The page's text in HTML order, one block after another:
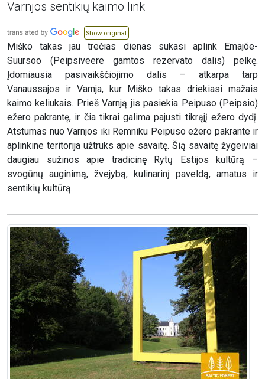
Varnjos sentikių kaimo link
Show original
Miško takas jau trečias dienas sukasi aplink Emajõe-
Suursoo (Peipsiveere gamtos rezervato dalis) pelkę.
Įdomiausia pasivaikščiojimo dalis – atkarpa tarp
Vanaussajos ir Varnja, kur Miško takas driekiasi mažais
kaimo keliukais. Prieš Varnją jis pasiekia Peipuso (Peipsio)
ežero pakrantę, ir čia tikrai galima pajusti tikrąjį ežero dydį.
Atstumas nuo Varnjos iki Remniku Peipuso ežero pakrante ir
aplinkine teritorija užtruks apie savaitę. Šią savaitę žygeiviai
daugiau sužinos apie tradicinę Rytų Estijos kultūrą –
svogūnų auginimą, žvejybą, kulinarinį paveldą, amatus ir
sentikių kultūrą.